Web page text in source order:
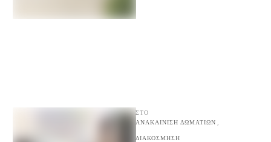
ΣΤΟ
ΑΝΑΚΑΙΝΙΣΗ ΔΩΜΑΤΙΩΝ
ΔΙΑΚΟΣΜΗΣΗ